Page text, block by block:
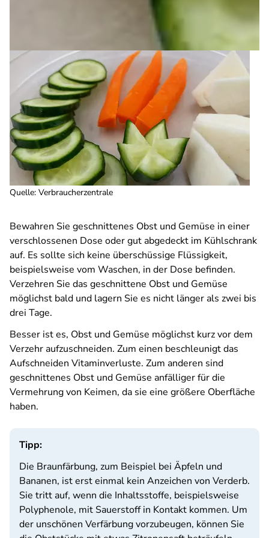
Quelle: Verbraucherzentrale
Bewahren Sie geschnittenes Obst und Gemüse in einer
verschlossenen Dose oder gut abgedeckt im Kühlschrank
auf. Es sollte sich keine überschüssige Flüssigkeit,
beispielsweise vom Waschen, in der Dose befinden.
Verzehren Sie das geschnittene Obst und Gemüse
möglichst bald und lagern Sie es nicht länger als zwei bis
drei Tage.
Besser ist es, Obst und Gemüse möglichst kurz vor dem
Verzehr aufzuschneiden. Zum einen beschleunigt das
Aufschneiden Vitaminverluste. Zum anderen sind
geschnittenes Obst und Gemüse anfälliger für die
Vermehrung von Keimen, da sie eine größere Oberfläche
haben.
Tipp:
Die Braunfärbung, zum Beispiel bei Äpfeln und
Bananen, ist erst einmal kein Anzeichen von Verderb.
Sie tritt auf, wenn die Inhaltsstoffe, beispielsweise
Polyphenole, mit Sauerstoff in Kontakt kommen. Um
der unschönen Verfärbung vorzubeugen, können Sie